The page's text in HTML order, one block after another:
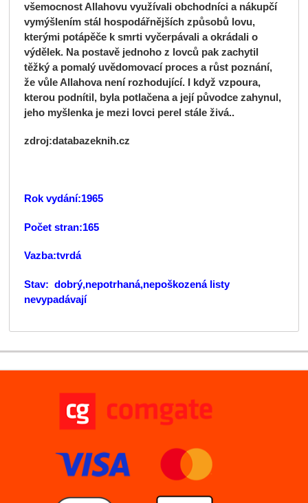
všemocnost Allahovu využívali obchodníci a nákupčí
vymýšlením stál hospodářnějších způsobů lovu,
kterými potápěče k smrti vyčerpávali a okrádali o
výdělek. Na postavě jednoho z lovců pak zachytil
těžký a pomalý uvědomovací proces a růst poznání,
že vůle Allahova není rozhodující. I když vzpoura,
kterou podnítil, byla potlačena a její původce zahynul,
jeho myšlenka je mezi lovci perel stále živá..
zdroj:databazeknih.cz
Rok vydání:1965
Počet stran:165
Vazba:tvrdá
Stav: dobrý,nepotrhaná,nepoškozená listy
nevypadávají